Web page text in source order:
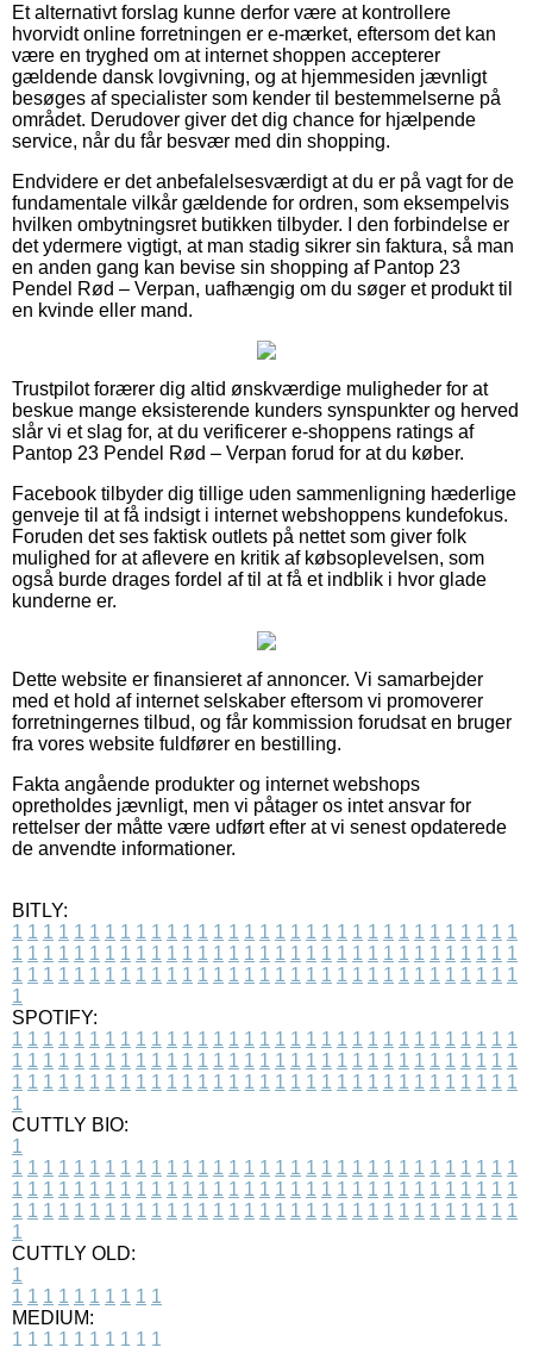
Et alternativt forslag kunne derfor være at kontrollere
hvorvidt online forretningen er e-mærket, eftersom det kan
være en tryghed om at internet shoppen accepterer
gældende dansk lovgivning, og at hjemmesiden jævnligt
besøges af specialister som kender til bestemmelserne på
området. Derudover giver det dig chance for hjælpende
service, når du får besvær med din shopping.
Endvidere er det anbefalelsesværdigt at du er på vagt for de
fundamentale vilkår gældende for ordren, som eksempelvis
hvilken ombytningsret butikken tilbyder. I den forbindelse er
det ydermere vigtigt, at man stadig sikrer sin faktura, så man
en anden gang kan bevise sin shopping af Pantop 23
Pendel Rød – Verpan, uafhængig om du søger et produkt til
en kvinde eller mand.
Trustpilot forærer dig altid ønskværdige muligheder for at
beskue mange eksisterende kunders synspunkter og herved
slår vi et slag for, at du verificerer e-shoppens ratings af
Pantop 23 Pendel Rød – Verpan forud for at du køber.
Facebook tilbyder dig tillige uden sammenligning hæderlige
genveje til at få indsigt i internet webshoppens kundefokus.
Foruden det ses faktisk outlets på nettet som giver folk
mulighed for at aflevere en kritik af købsoplevelsen, som
også burde drages fordel af til at få et indblik i hvor glade
kunderne er.
Dette website er finansieret af annoncer. Vi samarbejder
med et hold af internet selskaber eftersom vi promoverer
forretningernes tilbud, og får kommission forudsat en bruger
fra vores website fuldfører en bestilling.
Fakta angående produkter og internet webshops
opretholdes jævnligt, men vi påtager os intet ansvar for
rettelser der måtte være udført efter at vi senest opdaterede
de anvendte informationer.
BITLY:
1 1 1 1 1 1 1 1 1 1 1 1 1 1 1 1 1 1 1 1 1 1 1 1 1 1 1 1 1 1 1 1 1
1 1 1 1 1 1 1 1 1 1 1 1 1 1 1 1 1 1 1 1 1 1 1 1 1 1 1 1 1 1 1 1 1
1 1 1 1 1 1 1 1 1 1 1 1 1 1 1 1 1 1 1 1 1 1 1 1 1 1 1 1 1 1 1 1 1
1
SPOTIFY:
1 1 1 1 1 1 1 1 1 1 1 1 1 1 1 1 1 1 1 1 1 1 1 1 1 1 1 1 1 1 1 1 1
1 1 1 1 1 1 1 1 1 1 1 1 1 1 1 1 1 1 1 1 1 1 1 1 1 1 1 1 1 1 1 1 1
1 1 1 1 1 1 1 1 1 1 1 1 1 1 1 1 1 1 1 1 1 1 1 1 1 1 1 1 1 1 1 1 1
1
CUTTLY BIO:
1
1 1 1 1 1 1 1 1 1 1 1 1 1 1 1 1 1 1 1 1 1 1 1 1 1 1 1 1 1 1 1 1 1
1 1 1 1 1 1 1 1 1 1 1 1 1 1 1 1 1 1 1 1 1 1 1 1 1 1 1 1 1 1 1 1 1
1 1 1 1 1 1 1 1 1 1 1 1 1 1 1 1 1 1 1 1 1 1 1 1 1 1 1 1 1 1 1 1 1
1
CUTTLY OLD:
1
1 1 1 1 1 1 1 1 1 1
MEDIUM:
1 1 1 1 1 1 1 1 1 1